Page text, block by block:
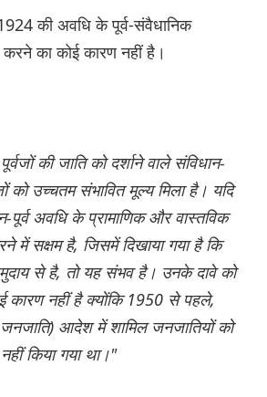
की अवधि के पूर्व-संवैधानिक
का कोई कारण नहीं है।
की जाति को दर्शाने वाले संविधान-
को उच्चतम संभावित मूल्य मिला है। यदि
अवधि के प्रामाणिक और वास्तविक
में सक्षम है, जिसमें दिखाया गया है कि
से है, तो यह संभव है। उनके दावे को
कारण नहीं है क्योंकि 1950 से पहले,
आदेश में शामिल जनजातियों को
किया गया था।"